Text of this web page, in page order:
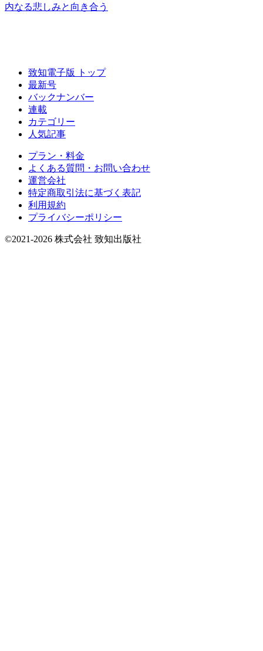
内なる悲しみと 向き合う
致知電子版 トップ
最新号
バックナンバー
連載
カテゴリー
人気記事
プラン・料金
よくある質問・お問い合わせ
運営会社
特定商取引法に基づく表記
利用規約
プライバシーポリシー
©2021-2026 株式会社 致知出版社